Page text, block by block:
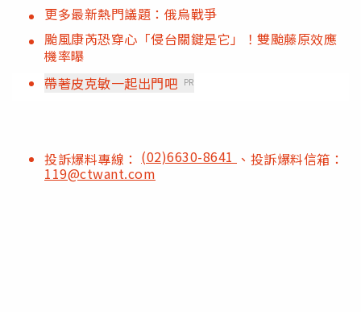
更多最新熱門議題：俄烏戰爭
颱風康芮恐穿心「侵台關鍵是它」！雙颱藤原效應
機率曝
帶著皮克敏一起出門吧 PR
投訴爆料專線： (02)6630-8641 、投訴爆料信箱：
119@ctwant.com